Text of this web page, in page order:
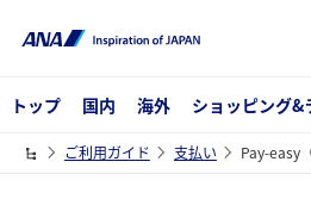
トップ 国内 海外 ショッピング&
ご利用ガイド 支払い Pay-easy